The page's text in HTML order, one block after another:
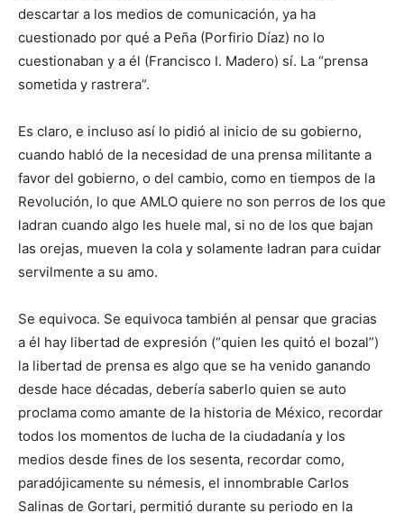
descartar a los medios de comunicación, ya ha
cuestionado por qué a Peña (Porfirio Díaz) no lo
cuestionaban y a él (Francisco I. Madero) sí. La “prensa
sometida y rastrera”.
Es claro, e incluso así lo pidió al inicio de su gobierno,
cuando habló de la necesidad de una prensa militante a
favor del gobierno, o del cambio, como en tiempos de la
Revolución, lo que AMLO quiere no son perros de los que
ladran cuando algo les huele mal, si no de los que bajan
las orejas, mueven la cola y solamente ladran para cuidar
servilmente a su amo.
Se equivoca. Se equivoca también al pensar que gracias
a él hay libertad de expresión (“quien les quitó el bozal”)
la libertad de prensa es algo que se ha venido ganando
desde hace décadas, debería saberlo quien se auto
proclama como amante de la historia de México, recordar
todos los momentos de lucha de la ciudadanía y los
medios desde fines de los sesenta, recordar como,
paradójicamente su némesis, el innombrable Carlos
Salinas de Gortari, permitió durante su periodo en la